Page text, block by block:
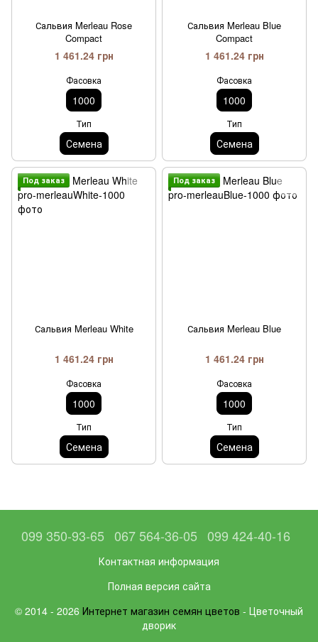
Сальвия Merleau Rose
Compact
1 461.24 грн
Фасовка
1000
Тип
Семена
Сальвия Merleau Blue
Compact
1 461.24 грн
Фасовка
1000
Тип
Семена
Под заказ
Сальвия Merleau White
1 461.24 грн
Фасовка
1000
Тип
Семена
Под заказ
Сальвия Merleau Blue
1 461.24 грн
Фасовка
1000
Тип
Семена
099 350-93-65 067 564-36-05 099 424-40-16
Контактная информация
Полная версия сайта
© 2014 - 2026 Интернет магазин семян цветов - Цветочный
дворик